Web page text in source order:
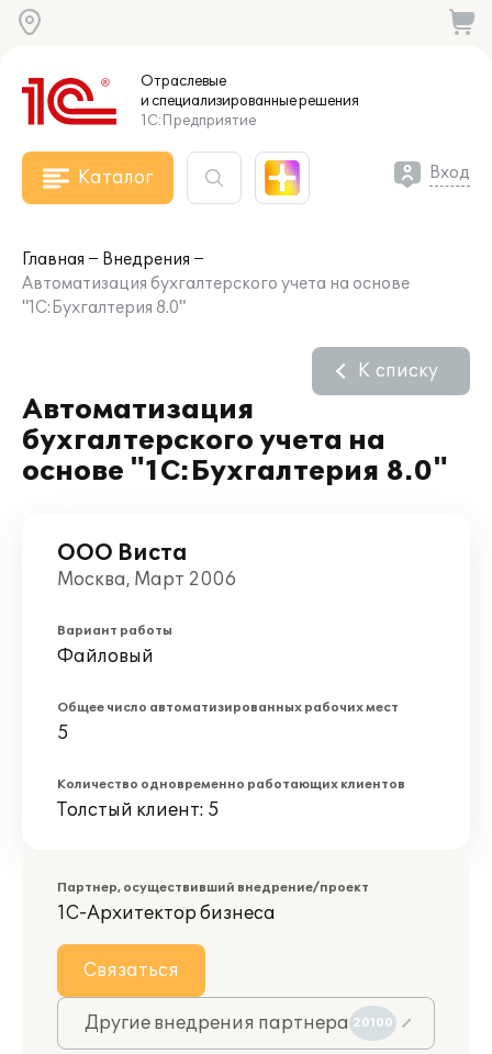
Отраслевые
и специализированныерешения
1С:Предприятие
Каталог Вход
Главная
Внедрения
Автоматизация бухгалтерского учета на основе
"1C:Бухгалтерия 8.0"
Автоматизация
бухгалтерского учета на
основе "1C:Бухгалтерия 8.0"
К списку
ООО Виста
Москва, Март 2006
Вариант работы
Файловый
Общее число автоматизированных рабочих мест
5
Количество одновременно работающих клиентов
Толстый клиент: 5
Партнер, осуществивший внедрение/проект
1С-Архитектор бизнеса
Связаться
Другие внедрения партнера 20100